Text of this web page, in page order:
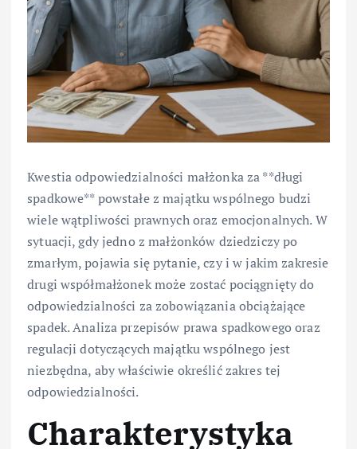
Kwestia odpowiedzialności małżonka za **długi
spadkowe** powstałe z majątku wspólnego budzi
wiele wątpliwości prawnych oraz emocjonalnych. W
sytuacji, gdy jedno z małżonków dziedziczy po
zmarłym, pojawia się pytanie, czy i w jakim zakresie
drugi współmałżonek może zostać pociągnięty do
odpowiedzialności za zobowiązania obciążające
spadek. Analiza przepisów prawa spadkowego oraz
regulacji dotyczących majątku wspólnego jest
niezbędna, aby właściwie określić zakres tej
odpowiedzialności.
Charakterystyka